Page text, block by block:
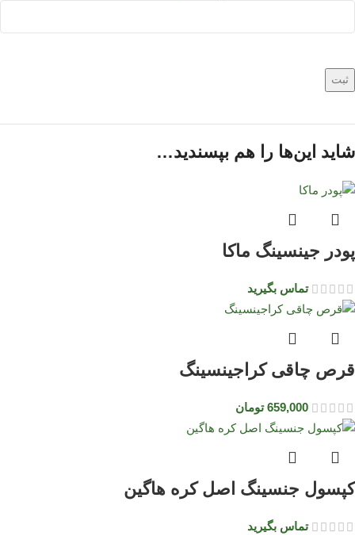
شاید این‌ها را هم بپسندید…
پودر جینسینگ ماکا
تماس بگیرید
قرص چاقی کراجینسینگ
659,000 تومان
کپسول جنسینگ اصل کره هاگین
تماس بگیرید